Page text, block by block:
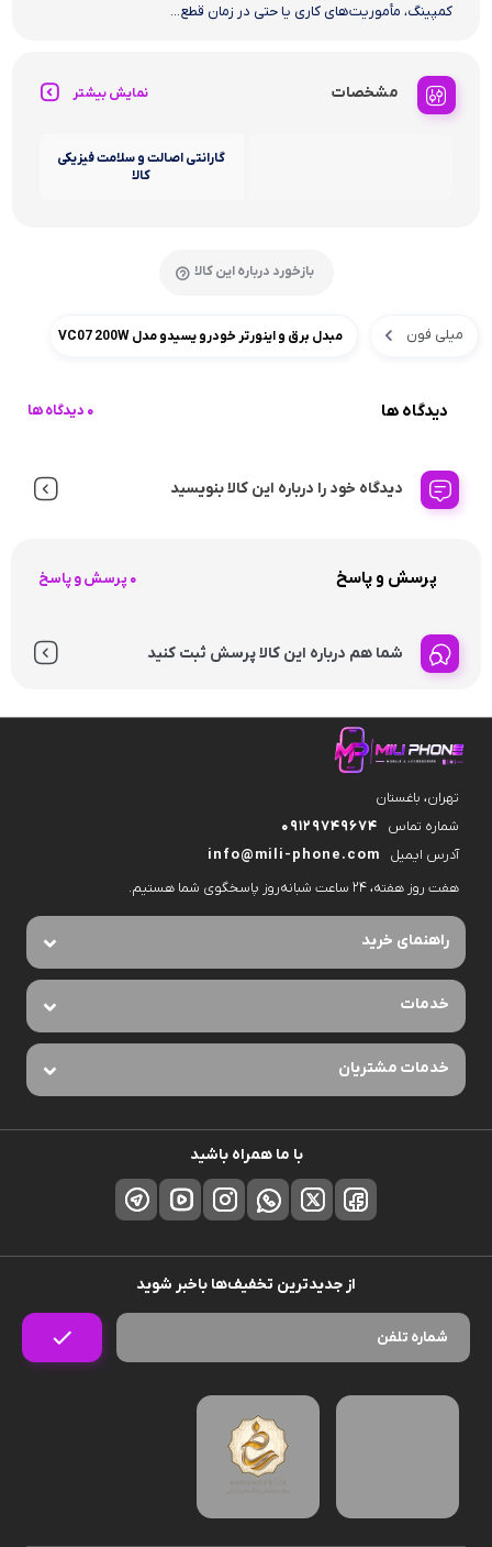
کمپینگ، مأموریت‌های کاری یا حتی در زمان قطع...
مشخصات نمایش بیشتر
گارانتی اصالت و سلامت فیزیکی
کالا
بازخورد درباره این کالا
میلی فون مبدل برق و اینورتر خودرو یسیدو مدل VC07 200W
دیدگاه ها 0 دیدگاه ها
دیدگاه خود را درباره این کالا بنویسید
پرسش و پاسخ 0 پرسش و پاسخ
شما هم درباره این کالا پرسش ثبت کنید
تهران، باغستان
شماره تماس
09129749674
آدرس ایمیل
info@mili-phone.com
هفت روز هفته، ۲۴ ساعت شبانه‌روز پاسخگوی شما هستیم.
راهنمای خرید
خدمات
خدمات مشتریان
با ما همراه باشید
از جدیدترین تخفیف‌ها باخبر شوید